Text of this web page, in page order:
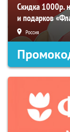
Скидка 1000р.
и подарков
Россия